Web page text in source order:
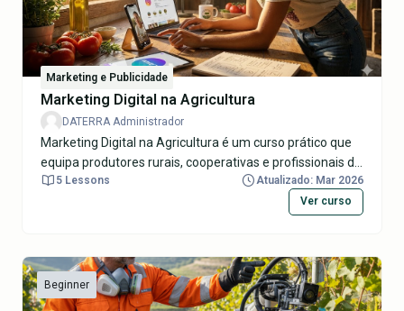
Marketing e Publicidade
Marketing Digital na Agricultura
DATERRA Administrador
Marketing Digital na Agricultura é um curso prático que
equipa produtores rurais, cooperativas e profissionais do
agro com ferramentas para impulsionar vendas online
de produtos agrícolas sustentáveis, como frutas
sociais (Instagram, Facebook, TikTok), otimizar anúncios
pagos (Google Ads, Meta), usar SEO para e-commerce
rural, construir funis de venda diretos 'do campo à mesa'
5 Lessons
Atualizado: Mar 2026
Ver curso
Beginner